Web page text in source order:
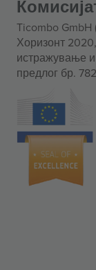
Ticombo GmbH
Хоризонт
истражување
предлог бр.